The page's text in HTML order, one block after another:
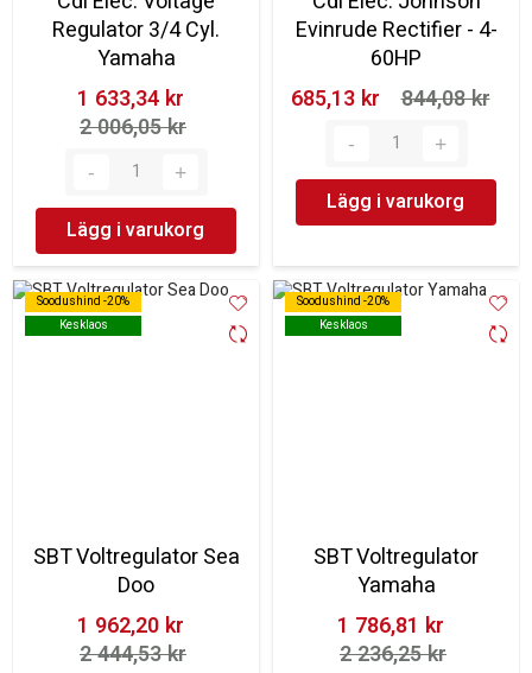
Regulator 3/4 Cyl.
Yamaha
1 633,34 kr‎
2 006,05 kr‎
Lägg i varukorg
Evinrude Rectifier - 4-
60HP
685,13 kr‎
844,08 kr‎
Lägg i varukorg
Soodushind -20%
Kesklaos
Soodushind -20%
Kesklaos
SBT Voltregulator Sea
Doo
1 962,20 kr‎
2 444,53 kr‎
Soodushind -20%
Kesklaos
Soodushind -20%
Kesklaos
SBT Voltregulator
Yamaha
1 786,81 kr‎
2 236,25 kr‎